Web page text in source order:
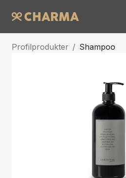
Profilprodukter / Shampoo